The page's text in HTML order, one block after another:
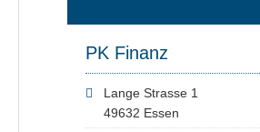
PK Finanz
Lange Strasse 1
49632 Essen